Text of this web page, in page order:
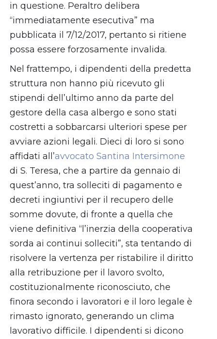
in questione. Peraltro delibera
“immediatamente esecutiva” ma
pubblicata il 7/12/2017, pertanto si ritiene
possa essere forzosamente invalida.
Nel frattempo, i dipendenti della predetta
struttura non hanno più ricevuto gli
stipendi dell’ultimo anno da parte del
gestore della casa albergo e sono stati
costretti a sobbarcarsi ulteriori spese per
avviare azioni legali. Dieci di loro si sono
affidati all’avvocato Santina Intersimone
di S. Teresa, che a partire da gennaio di
quest’anno, tra solleciti di pagamento e
decreti ingiuntivi per il recupero delle
somme dovute, di fronte a quella che
viene definitiva “l’inerzia della cooperativa
sorda ai continui solleciti”, sta tentando di
risolvere la vertenza per ristabilire il diritto
alla retribuzione per il lavoro svolto,
costituzionalmente riconosciuto, che
finora secondo i lavoratori e il loro legale è
rimasto ignorato, generando un clima
lavorativo difficile. I dipendenti si dicono